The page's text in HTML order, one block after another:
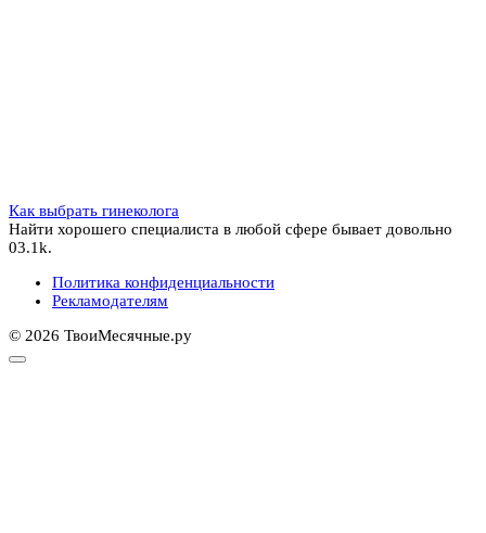
Как выбрать гинеколога
Найти хорошего специалиста в любой сфере бывает довольно
03.1k.
Политика конфиденциальности
Рекламодателям
© 2026 ТвоиМесячные.ру